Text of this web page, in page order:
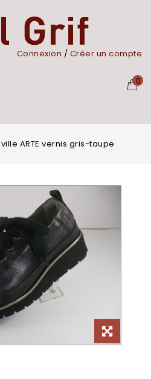
Connexion / Créer un compte
0
ARTE vernis gris-taupe